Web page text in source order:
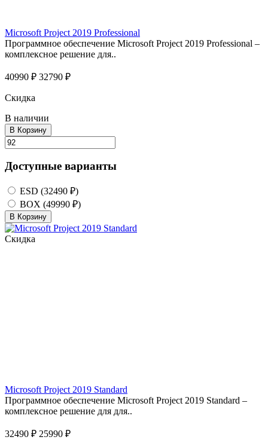
Microsoft Project 2019 Professional
Программное обеспечение Microsoft Project 2019 Professional –
комплексное решение для..
40990 ₽ 32790 ₽
Скидка
В наличии
В Корзину
Доступные варианты
ESD (32490 ₽)
BOX (49990 ₽)
В Корзину
Скидка
Microsoft Project 2019 Standard
Программное обеспечение Microsoft Project 2019 Standard –
комплексное решение для для..
32490 ₽ 25990 ₽